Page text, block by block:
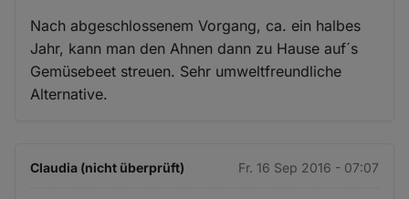
Nach abgeschlossenem Vorgang, ca. ein halbes
Jahr, kann man den Ahnen dann zu Hause auf´s
Gemüsebeet streuen. Sehr umweltfreundliche
Alternative.
Claudia (nicht überprüft) Fr. 16 Sep 2016 - 07:07